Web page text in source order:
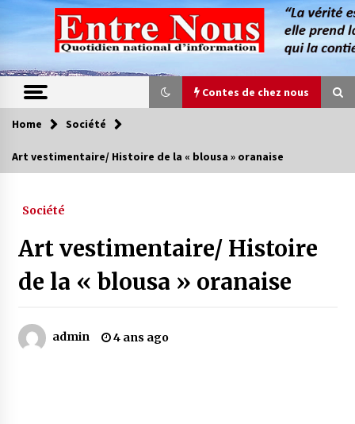
content
Contes de chez nous
Contes de chez nous
Magie de sorcier
4 ans ago
4 ans ago
Home Société
Art vestimentaire/ Histoire de la « blousa » oranaise
Société
Art vestimentaire/ Histoire
de la « blousa » oranaise
admin 4 ans ago